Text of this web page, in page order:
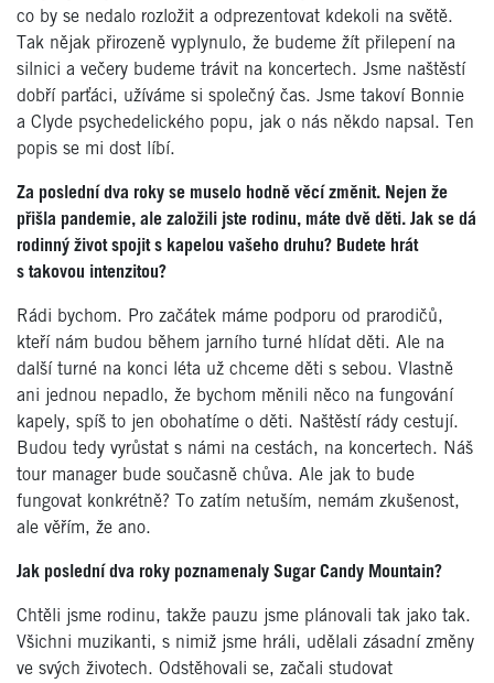
co by se nedalo rozložit a odprezentovat kdekoli na světě.
Tak nějak přirozeně vyplynulo, že budeme žít přilepení na
silnici a večery budeme trávit na koncertech. Jsme naštěstí
dobří parťáci, užíváme si společný čas. Jsme takoví Bonnie
a Clyde psychedelického popu, jak o nás někdo napsal. Ten
popis se mi dost líbí.
Za poslední dva roky se muselo hodně věcí změnit. Nejen že
přišla pandemie, ale založili jste rodinu, máte dvě děti. Jak se dá
rodinný život spojit s kapelou vašeho druhu? Budete hrát
s takovou intenzitou?
Rádi bychom. Pro začátek máme podporu od prarodičů,
kteří nám budou během jarního turné hlídat děti. Ale na
další turné na konci léta už chceme děti s sebou. Vlastně
ani jednou nepadlo, že bychom měnili něco na fungování
kapely, spíš to jen obohatíme o děti. Naštěstí rády cestují.
Budou tedy vyrůstat s námi na cestách, na koncertech. Náš
tour manager bude současně chůva. Ale jak to bude
fungovat konkrétně? To zatím netuším, nemám zkušenost,
ale věřím, že ano.
Jak poslední dva roky poznamenaly Sugar Candy Mountain?
Chtěli jsme rodinu, takže pauzu jsme plánovali tak jako tak.
Všichni muzikanti, s nimiž jsme hráli, udělali zásadní změny
ve svých životech. Odstěhovali se, začali studovat